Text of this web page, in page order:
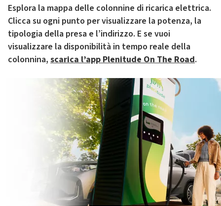
Esplora la mappa delle colonnine di ricarica elettrica.
Clicca su ogni punto per visualizzare la potenza, la
tipologia della presa e l’indirizzo. E se vuoi
visualizzare la disponibilità in tempo reale della
colonnina, scarica l’app Plenitude On The Road.